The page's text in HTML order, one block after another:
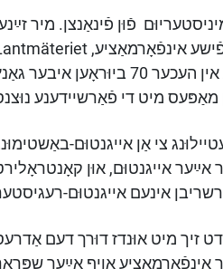
פֿוּן פֿינאַנצן. מיר
אוּן לאַנד-רעגיסטרירוּנג. מיר האַלטן אַרוּם 2000 אָנגעשטעלטע אין העכער 70 ביוּראָען
אייגנטוּם, אוּן